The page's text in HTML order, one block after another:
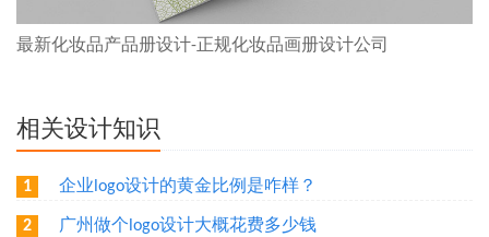
最新化妆品产品册设计-正规化妆品画册设计公司
相关设计知识
1 企业logo设计的黄金比例是咋样？
2 广州做个logo设计大概花费多少钱